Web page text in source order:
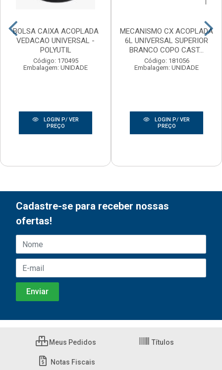
BOLSA CAIXA ACOPLADA
VEDACAO UNIVERSAL -
POLYUTIL
Código: 170495
Embalagem: UNIDADE
LOGIN P/ VER
PREÇO
MECANISMO CX ACOPLADA
6L UNIVERSAL SUPERIOR
BRANCO COPO CAST...
Código: 181056
Embalagem: UNIDADE
LOGIN P/ VER
PREÇO
Cadastre-se para receber nossas
ofertas!
Meus Pedidos Títulos
Notas Fiscais